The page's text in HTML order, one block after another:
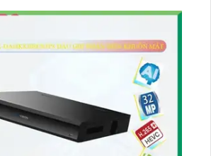
tính năng như chụp ảnh liên tục,
ngoại giúp quan sát vào ban đêm
mạng linh hoạt thông qua cổng
này rất lý tưởng để sử dụng
giám sát an ninh, nơi cần ghi lại
xác và chi tiết.